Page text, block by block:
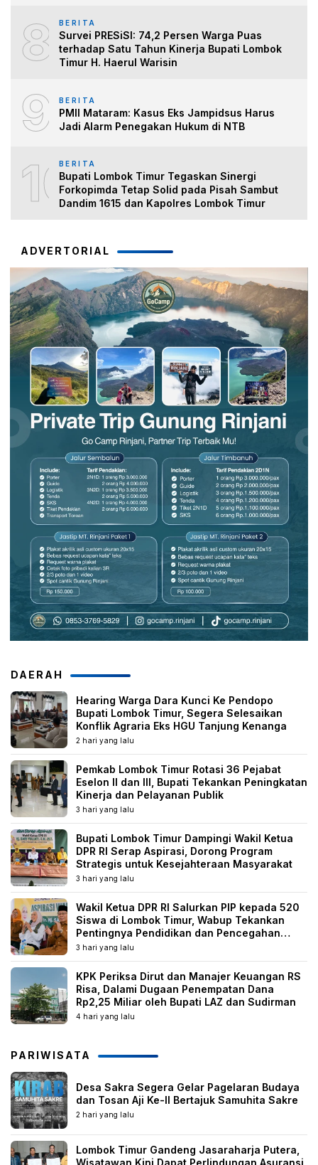
8 BERITA
Survei PRESiSI: 74,2 Persen Warga Puas
terhadap Satu Tahun Kinerja Bupati Lombok
Timur H. Haerul Warisin
9 BERITA
PMII Mataram: Kasus Eks Jampidsus Harus
Jadi Alarm Penegakan Hukum di NTB
10BERITA
Bupati Lombok Timur Tegaskan Sinergi
Forkopimda Tetap Solid pada Pisah Sambut
Dandim 1615 dan Kapolres Lombok Timur
ADVERTORIAL
DAERAH
Hearing Warga Dara Kunci Ke Pendopo
Bupati Lombok Timur, Segera Selesaikan
Konflik Agraria Eks HGU Tanjung Kenanga
2 hari yang lalu
Pemkab Lombok Timur Rotasi 36 Pejabat
Eselon II dan III, Bupati Tekankan Peningkatan
Kinerja dan Pelayanan Publik
3 hari yang lalu
Bupati Lombok Timur Dampingi Wakil Ketua
DPR RI Serap Aspirasi, Dorong Program
Strategis untuk Kesejahteraan Masyarakat
3 hari yang lalu
Wakil Ketua DPR RI Salurkan PIP kepada 520
Siswa di Lombok Timur, Wabup Tekankan
Pentingnya Pendidikan dan Pencegahan
Perkawinan Anak
3 hari yang lalu
KPK Periksa Dirut dan Manajer Keuangan RS
Risa, Dalami Dugaan Penempatan Dana
Rp2,25 Miliar oleh Bupati LAZ dan Sudirman
4 hari yang lalu
PARIWISATA
Desa Sakra Segera Gelar Pagelaran Budaya
dan Tosan Aji Ke-II Bertajuk Samuhita Sakre
2 hari yang lalu
Lombok Timur Gandeng Jasaraharja Putera,
Wisatawan Kini Dapat Perlindungan Asuransi